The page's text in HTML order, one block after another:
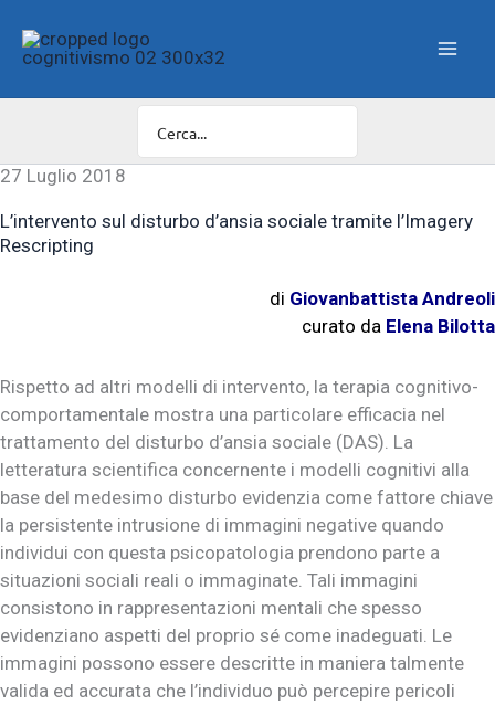
contenuto
27 Luglio 2018
L’intervento sul disturbo d’ansia sociale tramite l’Imagery
Rescripting
di Giovanbattista Andreoli
curato da Elena Bilotta
Rispetto ad altri modelli di intervento, la terapia cognitivo-
comportamentale mostra una particolare efficacia nel
trattamento del disturbo d’ansia sociale (DAS). La
letteratura scientifica concernente i modelli cognitivi alla
base del medesimo disturbo evidenzia come fattore chiave
la persistente intrusione di immagini negative quando
individui con questa psicopatologia prendono parte a
situazioni sociali reali o immaginate. Tali immagini
consistono in rappresentazioni mentali che spesso
evidenziano aspetti del proprio sé come inadeguati. Le
immagini possono essere descritte in maniera talmente
valida ed accurata che l’individuo può percepire pericoli